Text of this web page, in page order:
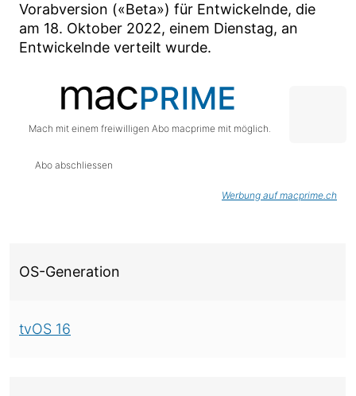
Vorabversion («Beta») für Entwickelnde, die
am 18. Oktober 2022, einem Dienstag, an
Entwickelnde verteilt wurde.
Mach mit einem freiwilligen Abo macprime mit möglich.
Abo abschliessen
Werbung auf macprime.ch
OS-Generation
tvOS 16